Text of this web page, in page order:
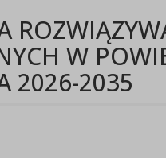
W
2026-2035